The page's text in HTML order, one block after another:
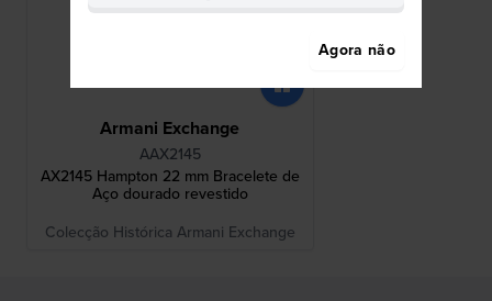
Armani Exchange
AAX2145
AX2145 Hampton 22 mm Bracelete de
Aço dourado revestido
Colecção Histórica Armani Exchange
Agora não